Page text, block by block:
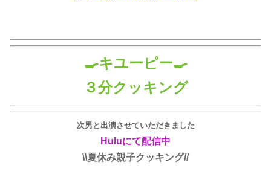
🍳キユーピー🍳
３分クッキング
次男と出演させていただきました
Huluにて配信中
\\夏休み親子クッキング//